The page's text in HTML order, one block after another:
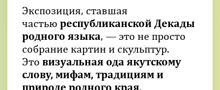
Экспозиция, ставшая
частью республиканской Декады
родного языка, — это не просто
собрание картин и скульптур.
Это визуальная ода якутскому
слову, мифам, традициям и
природе родного края,